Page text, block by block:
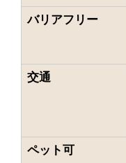
バリアフリー
交通
ペット可